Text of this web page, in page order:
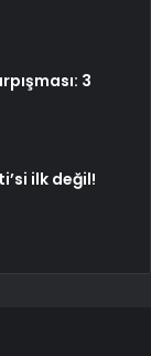
3
ilk değil!